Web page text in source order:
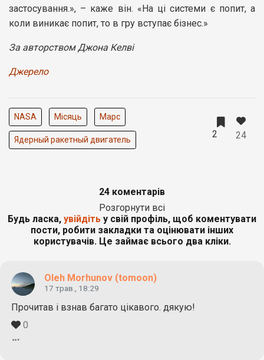
застосування.», – каже він. «На ці системи є попит, а
коли виникає попит, то в гру вступає бізнес.»
За авторством Джона Келві
Джерело
NASA Місяць Марс
Ядерный ракетный двигатель 2 24
24 коментарів
Розгорнути всі
Будь ласка, увійдіть у свій профіль, щоб коментувати
пости, робити закладки та оцінювати інших
користувачів. Це займає всього два кліки.
Oleh Morhunov (tomoon)
17 трав., 18:29
Прочитав і взнав багато цікавого. дякую!
0